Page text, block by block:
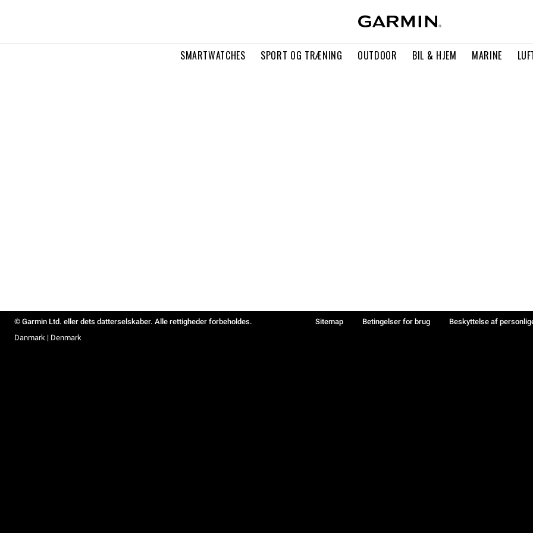
SMARTWATCHES SPORT OG TRÆNING OUTDOOR BIL & HJEM MARINE
© Garmin Ltd. eller dets datterselskaber. Alle rettigheder forbeholdes. Sitemap Betingelser for brug Beskyttelse af
Danmark | Denmark